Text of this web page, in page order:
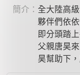
簡介： 全大陸高
夥伴們依
即分頭踏
父親唐昊
昊幫助下